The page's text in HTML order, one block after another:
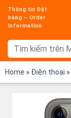
Chuyển
đến
dung
Thông tin Đặt
hàng – Order
Information
Home » Điện thoại »